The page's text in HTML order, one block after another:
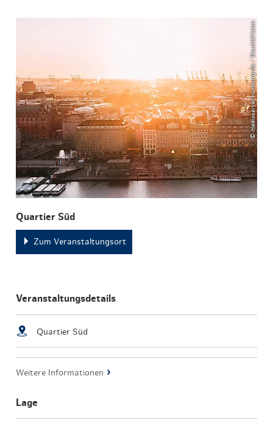
© mediaserver.hamburg.de / DoubleVision
Quartier Süd
Zum Veranstaltungsort
Veranstaltungsdetails
Quartier Süd
Weitere Informationen
Lage